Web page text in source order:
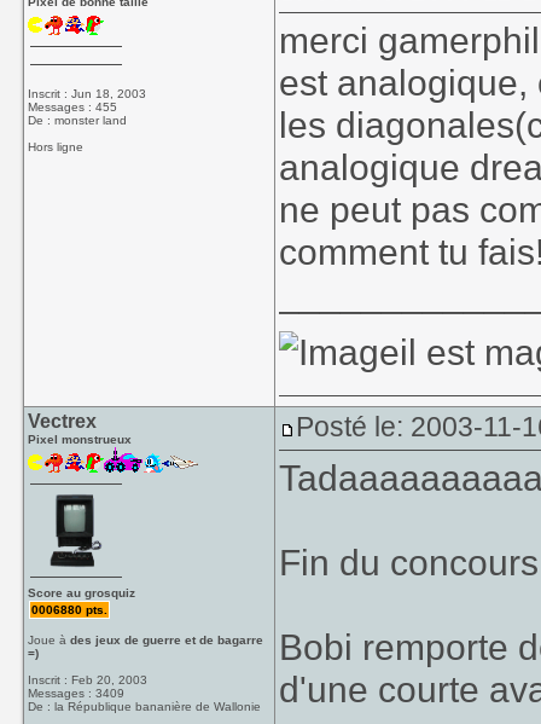
Inscrit : Jun 18, 2003
Messages : 455
De : monster land
Hors ligne
merci
est analogique,
les
analogique
ne peut pas
comment tu
il est
Vectrex
Pixel monstrueux
Score au grosquiz
0006880 pts.
Joue àdes jeux de guerre et de bagarre
=)
Inscrit : Feb 20, 2003
Messages : 3409
De : la République bananière de Wallonie
Posté le: 2003-11-
Fin du
Bobi remporte
d'une courte